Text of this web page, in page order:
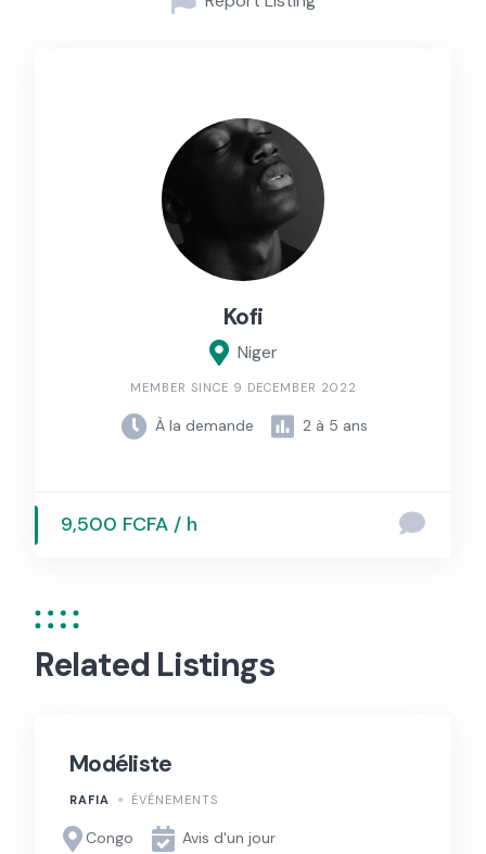
Kofi
Niger
MEMBER SINCE 9 DECEMBER 2022
À la demande 2 à 5 ans
9,500 FCFA / h
Related Listings
Modéliste
RAFIA ÉVÉNEMENTS
Congo
Avis d'un jour